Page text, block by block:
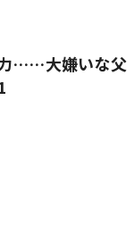
力……大嫌いな父